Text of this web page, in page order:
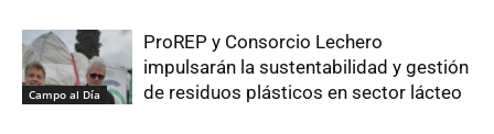
Campo al Día
ProREP y Consorcio Lechero
impulsarán la sustentabilidad y gestión
de residuos plásticos en sector lácteo